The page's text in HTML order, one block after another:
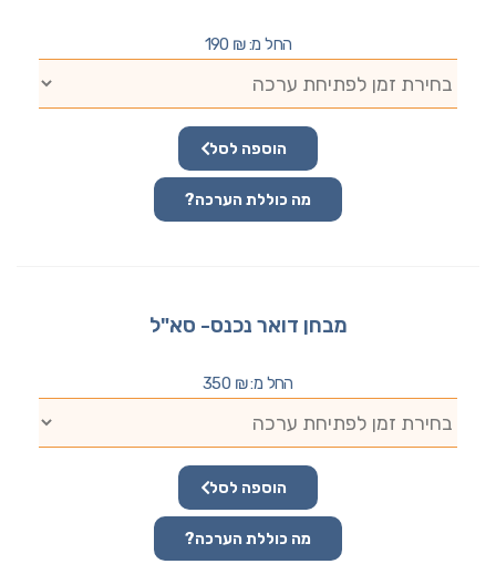
החל מ: 190 ₪
הוספה לסל
מה כוללת הערכה?
מבחן דואר נכנס- סא"ל
החל מ: 350 ₪
הוספה לסל
מה כוללת הערכה?